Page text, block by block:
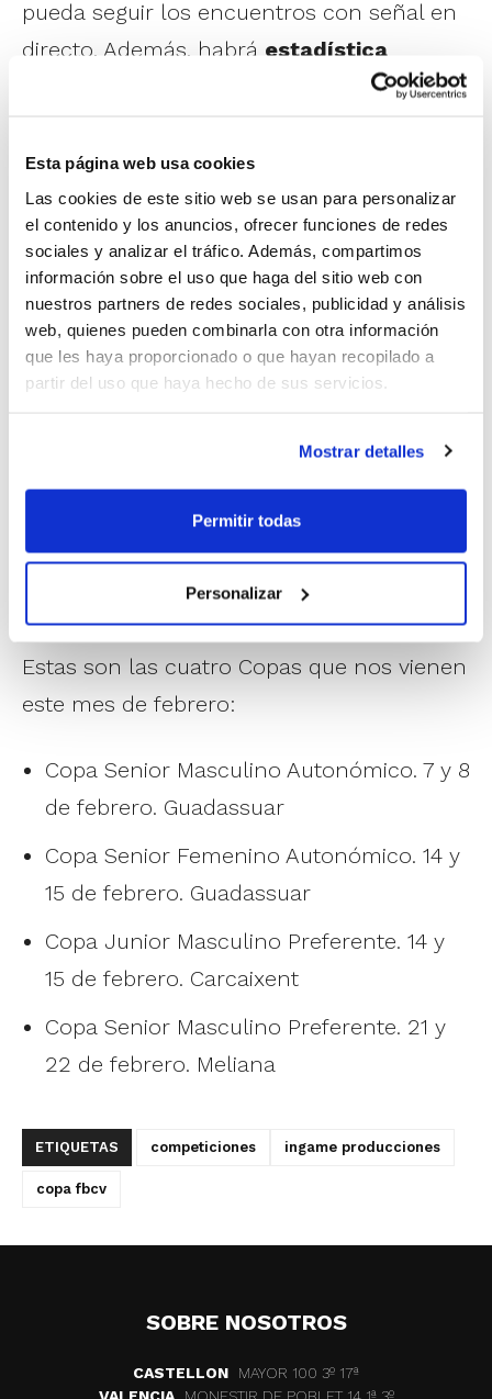
Esta página web usa cookies
Las cookies de este sitio web se usan para personalizar
el contenido y los anuncios, ofrecer funciones de redes
sociales y analizar el tráfico. Además, compartimos
información sobre el uso que haga del sitio web con
nuestros partners de redes sociales, publicidad y análisis
web, quienes pueden combinarla con otra información
que les haya proporcionado o que hayan recopilado a
partir del uso que haya hecho de sus servicios.
Mostrar detalles
Permitir todas
Personalizar
pueda seguir los encuentros con señal en
directo. Además, habrá estadística
completa en vivo a través de la App
Estas son las cuatro Copas que nos vienen
este mes de febrero:
Copa Senior Masculino Autonómico. 7 y 8
de febrero. Guadassuar
Copa Senior Femenino Autonómico. 14 y
15 de febrero. Guadassuar
Copa Junior Masculino Preferente. 14 y
15 de febrero. Carcaixent
Copa Senior Masculino Preferente. 21 y
22 de febrero. Meliana
ETIQUETAS competiciones ingame producciones
copa fbcv
SOBRE NOSOTROS
CASTELLON
MAYOR 100 3º 17ª
VALENCIA
MONESTIR DE POBLET 14 1ª 3º